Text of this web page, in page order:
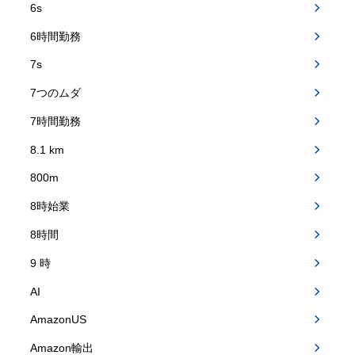
6s
6時間勤務
7s
7つのムダ
7時間勤務
8.1 km
800m
8時始業
8時間
9 時
AI
AmazonUS
Amazon輸出